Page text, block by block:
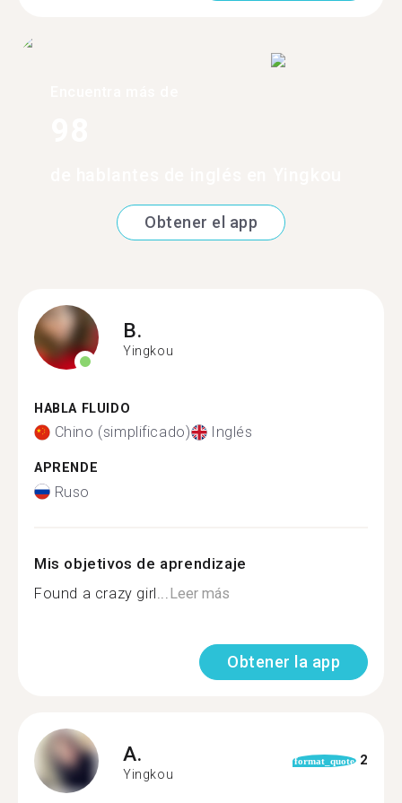
Obtener el app
B.
Yingkou
HABLA FLUIDO
Chino (simplificado) Inglés
APRENDE
Ruso
Mis objetivos de aprendizaje
Found a crazy girl... Leer más
Obtener la app
A.
Yingkou
format_quote 2